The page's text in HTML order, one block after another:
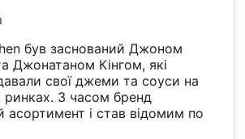
був заснований Джоном
Джонатаном Кінгом, які
свої джеми та соуси на
ринках. З часом бренд
асортимент і став відомим по